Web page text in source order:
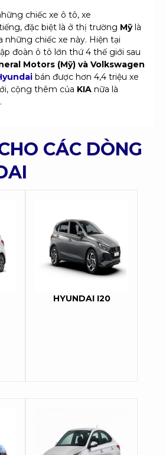
chiếc xe ô tô, xe
đặc biệt là ở thị trường Mỹlà
chiếc xe này. Hiện tại
đoàn ô tô lớn thứ 4 thế giới sau
Motors (Mỹ) và Volkswagen
bán được hơn 4,4 triệu xe
cộng thêm của KIA nữa là
CÁC DÒNG
HYUNDAI I20